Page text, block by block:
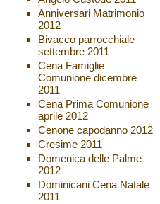
Anniversari Matrimonio
2012
Bivacco parrocchiale
settembre 2011
Cena Famiglie
Comunione dicembre
2011
Cena Prima Comunione
aprile 2012
Cenone capodanno 2012
Cresime 2011
Domenica delle Palme
2012
Dominicani Cena Natale
2011